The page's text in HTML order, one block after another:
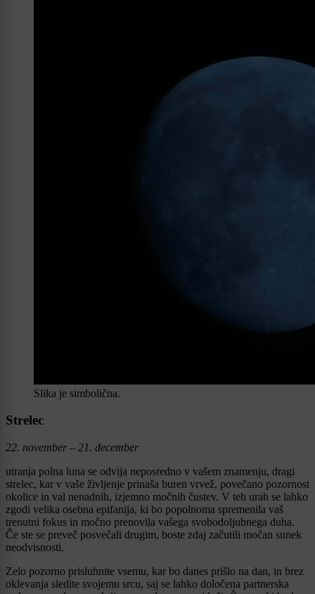
Slika je simbolična.
Strelec
22. november – 21. december
utranja polna luna se odvija neposredno v vašem znamenju, dragi
strelec, kar v vaše življenje prinaša buren vrvež, povečano pozornost
okolice in val nenadnih, izjemno močnih čustev. V teh urah se lahko
zgodi velika osebna epifanija, ki bo popolnoma spremenila vaš
trenutni fokus in močno prenovila vašega svobodoljubnega duha.
Če ste se preveč posvečali drugim, boste zdaj začutili močan sunek
neodvisnosti.
Zelo pozorno prisluhnite vsemu, kar bo danes prišlo na dan, in brez
oklevanja sledite svojemu srcu, saj se lahko določena partnerska